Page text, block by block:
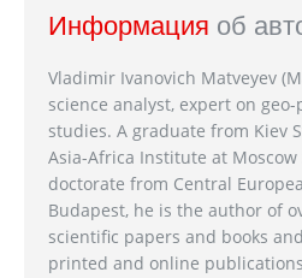
Информация об
Vladimir Ivanovich Matveyev
science analyst, expert on
studies. A graduate from Kiev
Asia-Africa Institute at
doctorate from Central
Budapest, he is the author of
scientific papers and books
printed and online